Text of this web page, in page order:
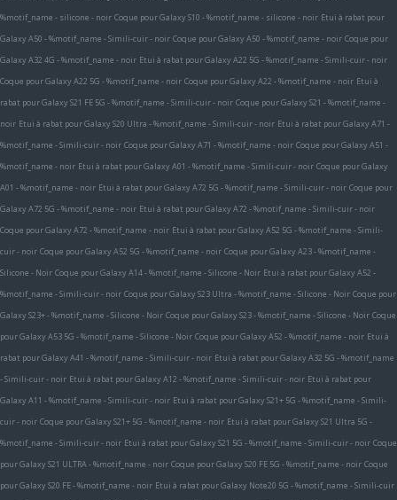
%motif_name - silicone - noir Coque pour Galaxy S10 - %motif_name - silicone - noir Etui à rabat pour
Galaxy A50 - %motif_name - Simili-cuir - noir Coque pour Galaxy A50 - %motif_name - noir Coque pour
Galaxy A32 4G - %motif_name - noir Etui à rabat pour Galaxy A22 5G - %motif_name - Simili-cuir - noir
Coque pour Galaxy A22 5G - %motif_name - noir Coque pour Galaxy A22 - %motif_name - noir Etui à
rabat pour Galaxy S21 FE 5G - %motif_name - Simili-cuir - noir Coque pour Galaxy S21 - %motif_name -
noir Etui à rabat pour Galaxy S20 Ultra - %motif_name - Simili-cuir - noir Etui à rabat pour Galaxy A71 -
%motif_name - Simili-cuir - noir Coque pour Galaxy A71 - %motif_name - noir Coque pour Galaxy A51 -
%motif_name - noir Etui à rabat pour Galaxy A01 - %motif_name - Simili-cuir - noir Coque pour Galaxy
A01 - %motif_name - noir Etui à rabat pour Galaxy A72 5G - %motif_name - Simili-cuir - noir Coque pour
Galaxy A72 5G - %motif_name - noir Etui à rabat pour Galaxy A72 - %motif_name - Simili-cuir - noir
Coque pour Galaxy A72 - %motif_name - noir Etui à rabat pour Galaxy A52 5G - %motif_name - Simili-
cuir - noir Coque pour Galaxy A52 5G - %motif_name - noir Coque pour Galaxy A23 - %motif_name -
Silicone - Noir Coque pour Galaxy A14 - %motif_name - Silicone - Noir Etui à rabat pour Galaxy A52 -
%motif_name - Simili-cuir - noir Coque pour Galaxy S23 Ultra - %motif_name - Silicone - Noir Coque pour
Galaxy S23+ - %motif_name - Silicone - Noir Coque pour Galaxy S23 - %motif_name - Silicone - Noir Coque
pour Galaxy A53 5G - %motif_name - Silicone - Noir Coque pour Galaxy A52 - %motif_name - noir Etui à
rabat pour Galaxy A41 - %motif_name - Simili-cuir - noir Etui à rabat pour Galaxy A32 5G - %motif_name
- Simili-cuir - noir Etui à rabat pour Galaxy A12 - %motif_name - Simili-cuir - noir Etui à rabat pour
Galaxy A11 - %motif_name - Simili-cuir - noir Etui à rabat pour Galaxy S21+ 5G - %motif_name - Simili-
cuir - noir Coque pour Galaxy S21+ 5G - %motif_name - noir Etui à rabat pour Galaxy S21 Ultra 5G -
%motif_name - Simili-cuir - noir Etui à rabat pour Galaxy S21 5G - %motif_name - Simili-cuir - noir Coque
pour Galaxy S21 ULTRA - %motif_name - noir Coque pour Galaxy S20 FE 5G - %motif_name - noir Coque
pour Galaxy S20 FE - %motif_name - noir Etui à rabat pour Galaxy Note20 5G - %motif_name - Simili-cuir